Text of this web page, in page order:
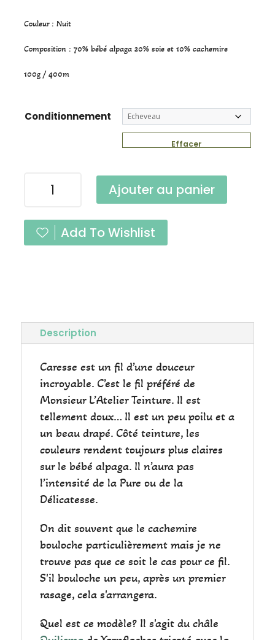
Couleur : Nuit
Composition : 70% bébé alpaga 20% soie et 10% cachemire
100g / 400m
Conditionnement
Effacer
Nuit
Fingering
Ajouter au panier
Add To Wishlist
Description
Caresse est un fil d’une douceur
incroyable. C’est le fil préféré de
Monsieur L’Atelier Teinture. Il est
tellement doux… Il est un peu poilu et a
un beau drapé. Côté teinture, les
couleurs rendent toujours plus claires
sur le bébé alpaga. Il n’aura pas
l’intensité de la Pure ou de la
Délicatesse.
On dit souvent que le cachemire
bouloche particulièrement mais je ne
trouve pas que ce soit le cas pour ce fil.
S'il bouloche un peu, après un premier
rasage, cela s'arrangera.
Quel est ce modèle? Il s'agit du châle